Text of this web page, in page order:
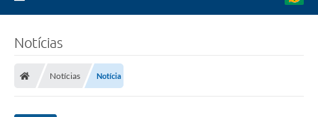
Notícias
Notícias Notícia